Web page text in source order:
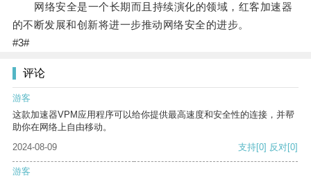
网络安全是一个长期而且持续演化的领域，红客加速器
的不断发展和创新将进一步推动网络安全的进步。
#3#
评论
游客
这款加速器VPM应用程序可以给你提供最高速度和安全性的连接，并帮
助你在网络上自由移动。
2024-08-09
支持[0] 反对[0]
游客